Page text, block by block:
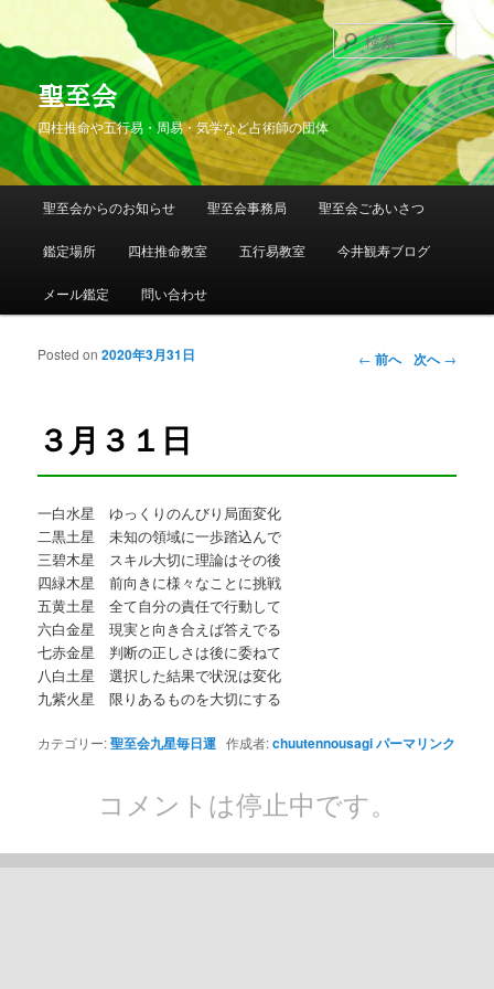
聖至会
四柱推命や五行易・周易・気学など占術師の団体
索
メインメニュー
メインコンテンツへ移動
サブコンテンツへ移動
聖至会からのお知らせ 聖至会事務局 聖至会ごあいさつ
鑑定場所 四柱推命教室 五行易教室 今井観寿ブログ
メール鑑定 問い合わせ
投稿ナビゲー
← 前へ 次へ→
３月３１日
Posted on2020年3月31日
一白水星 ゆっくりのんびり局面変化
二黒土星 未知の領域に一歩踏込んで
三碧木星 スキル大切に理論はその後
四緑木星 前向きに様々なことに挑戦
五黄土星 全て自分の責任で行動して
六白金星 現実と向き合えば答えでる
七赤金星 判断の正しさは後に委ねて
八白土星 選択した結果で状況は変化
九紫火星 限りあるものを大切にする
カテゴリー:聖至会九星毎日運 作成者:chuutennousagiパーマリンク
コメントは停止中です。